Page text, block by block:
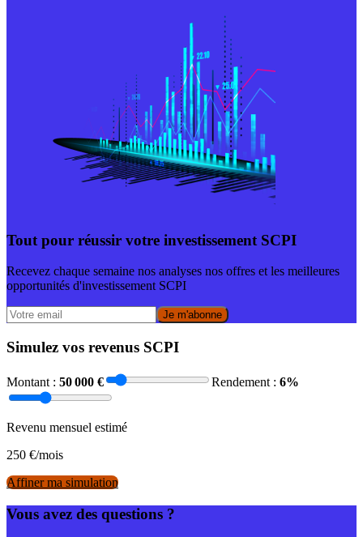
Tout pour réussir votre investissement SCPI
Recevez chaque semaine nos analyses nos offres et les meilleures
opportunités d'investissement SCPI
Je m'abonne
Simulez vos revenus SCPI
Montant : 50 000 € Rendement : 6%
Revenu mensuel estimé
250 €/mois
Affiner ma simulation
Vous avez des questions ?